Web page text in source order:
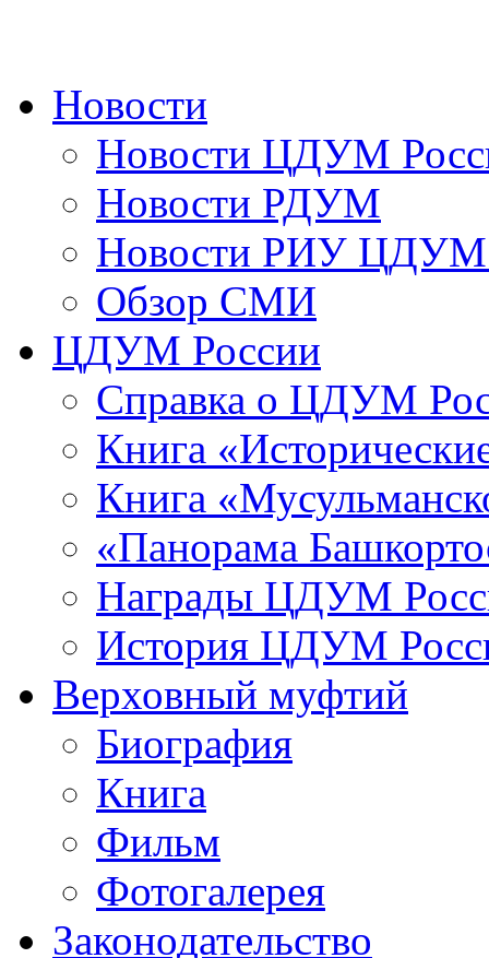
Новости
Новости ЦДУМ
Новости РДУМ
Новости РИУ ЦДУМ
Обзор СМИ
ЦДУМ России
Справка о ЦДУМ
Книга
Книга
«Панорама
Награды ЦДУМ
История ЦДУМ
Верховный муфтий
Биография
Книга
Фильм
Фотогалерея
Законодательство